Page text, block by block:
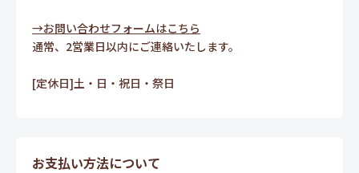
→お問い合わせフォームはこちら
通常、2営業日以内にご連絡いたします。
[定休日]土・日・祝日・祭日
お支払い方法について